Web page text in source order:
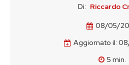
Di: Riccardo
08/05/
Aggiornato il:
5 min.